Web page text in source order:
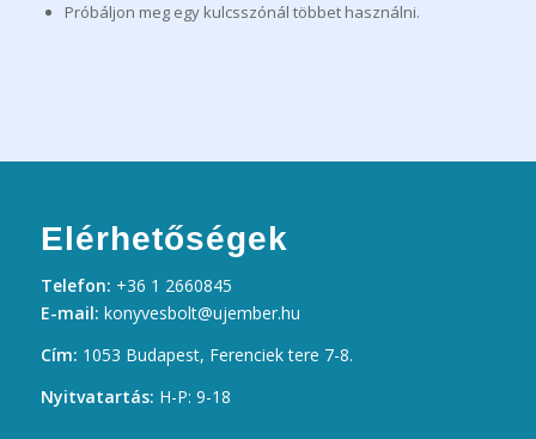
Próbáljon meg egy kulcsszónál többet használni.
Elérhetőségek
Telefon: +36 1 2660845
E-mail: konyvesbolt@ujember.hu
Cím: 1053 Budapest, Ferenciek tere 7-8.
Nyitvatartás: H-P: 9-18